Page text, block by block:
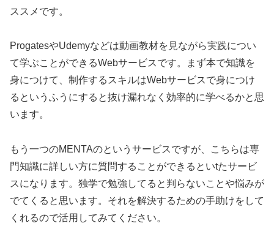
ススメです。
ProgatesやUdemyなどは動画教材を見ながら実践につい
て学ぶことができるWebサービスです。まず本で知識を
身につけて、制作するスキルはWebサービスで身につけ
るというふうにすると抜け漏れなく効率的に学べるかと思
います。
もう一つのMENTAのというサービスですが、こちらは専
門知識に詳しい方に質問することができるといtたサービ
スになります。独学で勉強してると判らないことや悩みが
でてくると思います。それを解決するための手助けをして
くれるので活用してみてください。